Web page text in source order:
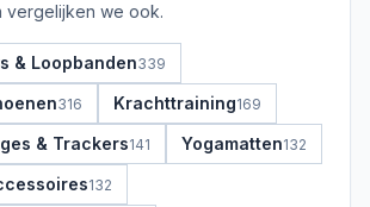
vergelijken we ook.
& Loopbanden339
316 Krachttraining169
& Trackers141 Yogamatten132
132